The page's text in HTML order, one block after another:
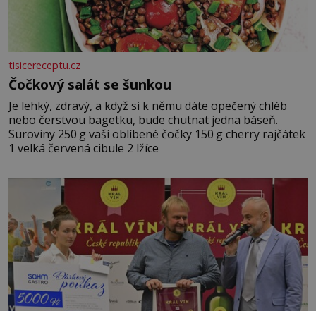
tisicereceptu.cz
Čočkový salát se šunkou
Je lehký, zdravý, a když si k němu dáte opečený chléb
nebo čerstvou bagetku, bude chutnat jedna báseň.
Suroviny 250 g vaší oblíbené čočky 150 g cherry rajčátek
1 velká červená cibule 2 lžíce